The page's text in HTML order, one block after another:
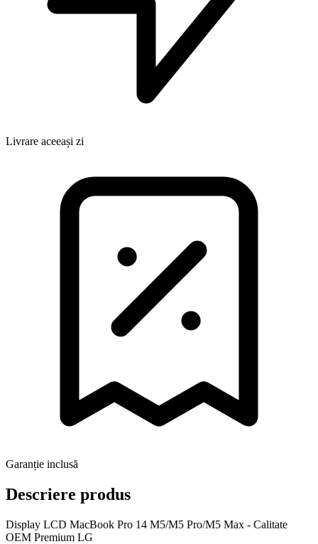
Livrare aceeași zi
Garanție inclusă
Descriere produs
Display LCD MacBook Pro 14 M5/M5 Pro/M5 Max - Calitate
OEM Premium LG